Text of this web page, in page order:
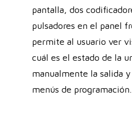
pantalla, dos
pulsadores en el panel
permite al usuario ver
cuál es el estado de la
manualmente la salida
menús de programación.